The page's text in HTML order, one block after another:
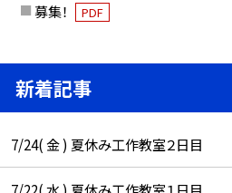
募集！ PDF
新着記事
7/24( 金 ) 夏休み工作教室２日目